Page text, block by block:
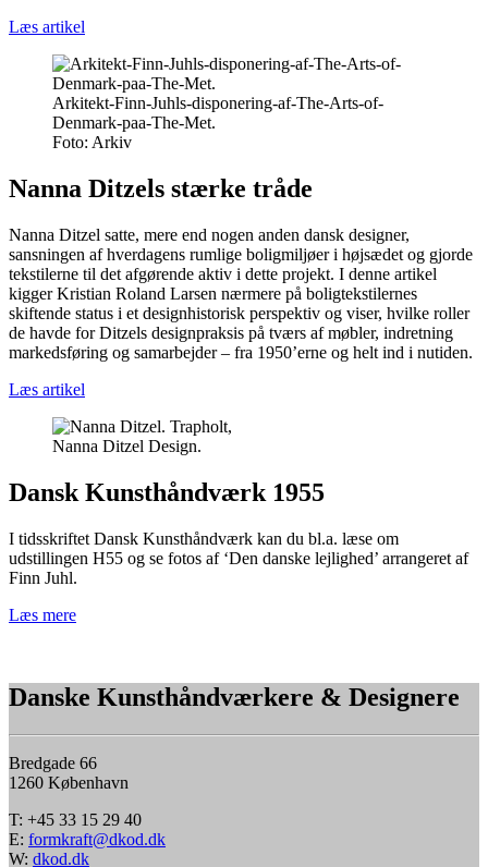
Læs artikel
Arkitekt-Finn-Juhls-disponering-af-The-Arts-of-
Denmark-paa-The-Met.
Foto: Arkiv
Nanna Ditzels stærke tråde
Nanna Ditzel satte, mere end nogen anden dansk designer,
sansningen af hverdagens rumlige boligmiljøer i højsædet og gjorde
tekstilerne til det afgørende aktiv i dette projekt. I denne artikel
kigger Kristian Roland Larsen nærmere på boligtekstilernes
skiftende status i et designhistorisk perspektiv og viser, hvilke roller
de havde for Ditzels designpraksis på tværs af møbler, indretning
markedsføring og samarbejder – fra 1950’erne og helt ind i nutiden.
Læs artikel
Nanna Ditzel Design.
Dansk Kunsthåndværk 1955
I tidsskriftet Dansk Kunsthåndværk kan du bl.a. læse om
udstillingen H55 og se fotos af ‘Den danske lejlighed’ arrangeret af
Finn Juhl.
Læs mere
Danske Kunsthåndværkere & Designere
Bredgade 66
1260 København
T: +45 33 15 29 40
E: formkraft@dkod.dk
W: dkod.dk